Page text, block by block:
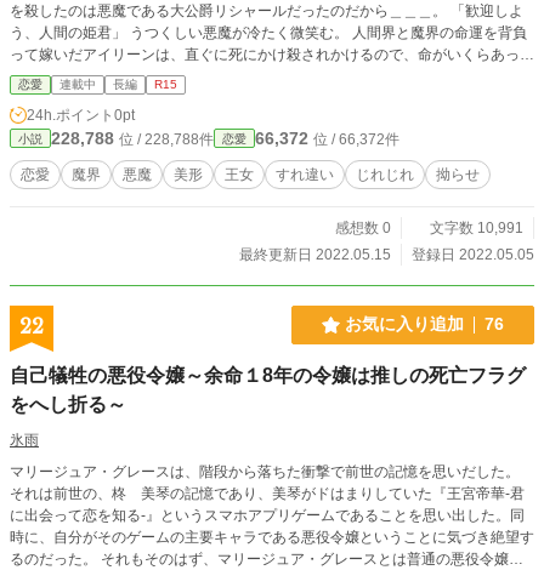
を殺したのは悪魔である大公爵リシャールだったのだから＿＿＿。 「歓迎しよ
う、人間の姫君」 うつくしい悪魔が冷たく微笑む。 人間界と魔界の命運を背負
って嫁いだアイリーンは、直ぐに死にかけ殺されかけるので、命がいくらあって
も足りない。その度にリシャールはアイリーンを守ってくれる。それは、アイリ
ーンが殺されれば人間界と結んだ停戦協定が破棄されてしまうから。 ただの仮
初の結婚、平和のための優しさ。 悪魔の心なんてアイリーンには分からない。
「ねぇ神様、悪魔の心臓がほしいわ」 悪魔に心臓がないなら、この心臓を埋め
込んでやりたい。 これは種族の違う二人が運命に翻弄されながら惹かれ合う物
語＿＿＿ではなく、人間の姫君が平和主義の悪魔を振り回す物語。 「何のた
「……わたくしが泣いて逃げたら平和が台無し、だからです？」 その王女、悪
魔の心なんてさっぱり分かってない！
恋愛 連載中 長編 R15
24h.ポイント 0pt
小説 228,788 位 / 228,788件 恋愛 66,372 位 / 66,372件
恋愛 魔界 悪魔 美形 王女 すれ違い じれじれ 拗らせ
感想数 0
文字数 10,991
最終更新日 2022.05.15
登録日 2022.05.05
22 お気に入り追加 76
自己犠牲の悪役令嬢～余命１8年の令嬢は推しの死亡フラグ
をへし折る～
氷雨
マリージュア・グレースは、階段から落ちた衝撃で前世の記憶を思いだした。
それは前世の、柊 美琴の記憶であり、美琴がドはまりしていた『王宮帝華‐君
に出会って恋を知る‐』というスマホアプリゲームであることを思い出した。同
時に、自分がそのゲームの主要キャラである悪役令嬢ということに気づき絶望す
るのだった。 それもそのはず、マリージュア・グレースとは普通の悪役令嬢で